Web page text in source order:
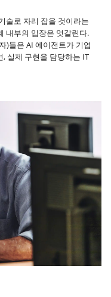
술로 자리 잡을 것이라는
내부의 입장은 엇갈린다.
)들은 AI 에이전트가 기업
실제 구현을 담당하는 IT